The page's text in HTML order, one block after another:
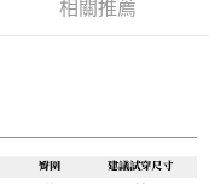
相關推薦